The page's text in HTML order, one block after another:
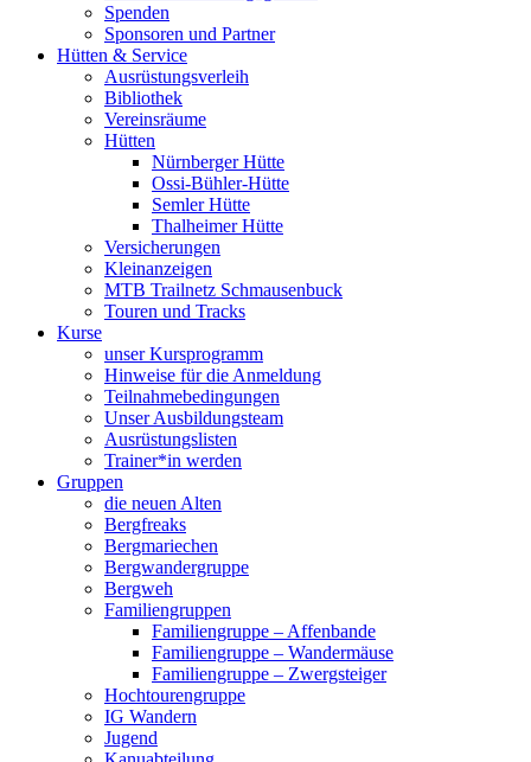
Spenden
Sponsoren und Partner
Hütten & Service
Ausrüstungsverleih
Bibliothek
Vereinsräume
Hütten
Nürnberger Hütte
Ossi-Bühler-Hütte
Semler Hütte
Thalheimer Hütte
Versicherungen
Kleinanzeigen
MTB Trailnetz Schmausenbuck
Touren und Tracks
Kurse
unser Kursprogramm
Hinweise für die Anmeldung
Teilnahmebedingungen
Unser Ausbildungsteam
Ausrüstungslisten
Trainer*in werden
Gruppen
die neuen Alten
Bergfreaks
Bergmariechen
Bergwandergruppe
Bergweh
Familiengruppen
Familiengruppe – Affenbande
Familiengruppe – Wandermäuse
Familiengruppe – Zwergsteiger
Hochtourengruppe
IG Wandern
Jugend